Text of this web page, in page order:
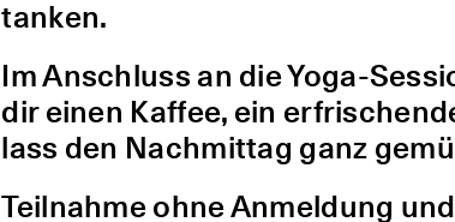
tanken.
Im Anschluss an die Yoga-
dir einen Kaffee, ein
lass den Nachmittag ganz
Teilnahme ohne Anmeldung